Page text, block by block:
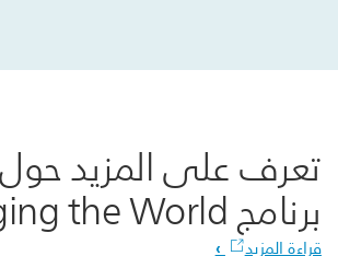
تعرف على المزيد حول
برنامج Imaging the World.
قراءة المزيد